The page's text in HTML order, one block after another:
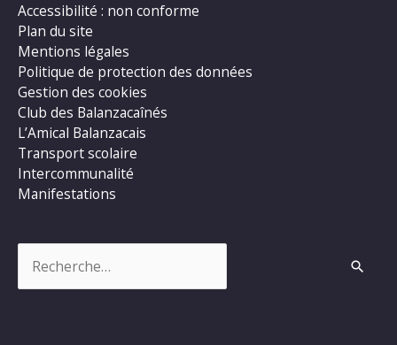
Accessibilité : non conforme
Plan du site
Mentions légales
Politique de protection des données
Gestion des cookies
Club des Balanzacaînés
L’Amical Balanzacais
Transport scolaire
Intercommunalité
Manifestations